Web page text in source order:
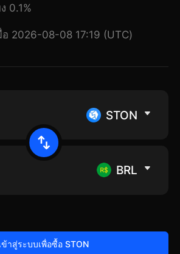
0.1%
อ 2026-08-08 17:19 (UTC)
STON
BRL
ข้าสู่ระบบเพื่อซื้อ STON